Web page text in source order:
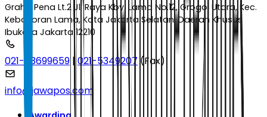
Graha Pena Lt.2 Jl. Raya Kby. Lama No.12, Grogol Utara, Kec.
Kebayoran Lama, Kota Jakarta Selatan, Daerah Khusus
Ibukota Jakarta 12210
021-53699659 |021-5349207 (Fax)
info@jawapos.com